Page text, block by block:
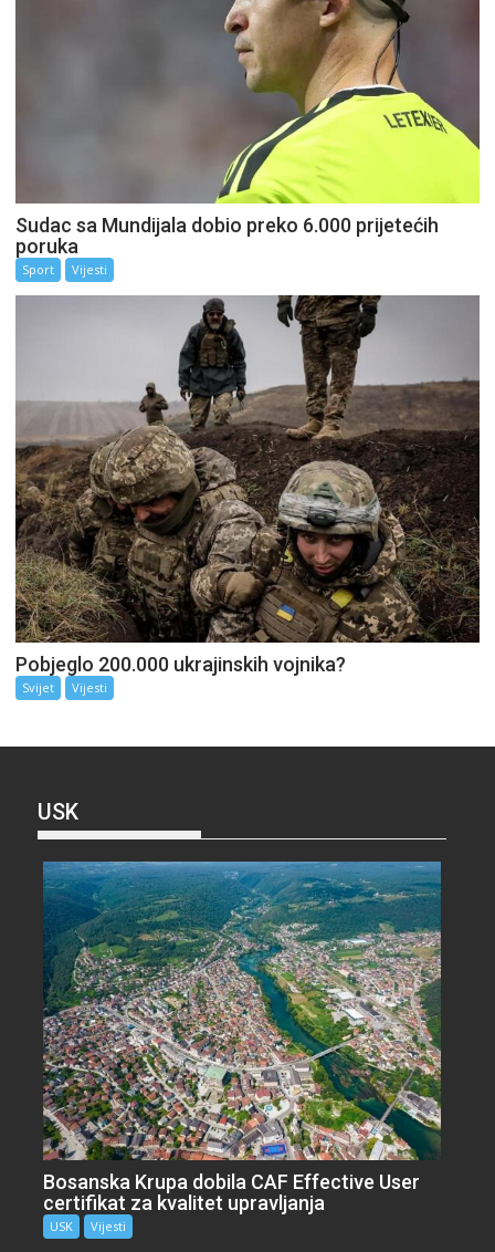
Sudac sa Mundijala dobio preko 6.000 prijetećih
poruka
Sport Vijesti
Pobjeglo 200.000 ukrajinskih vojnika?
Svijet Vijesti
USK
Bosanska Krupa dobila CAF Effective User
certifikat za kvalitet upravljanja
USK Vijesti